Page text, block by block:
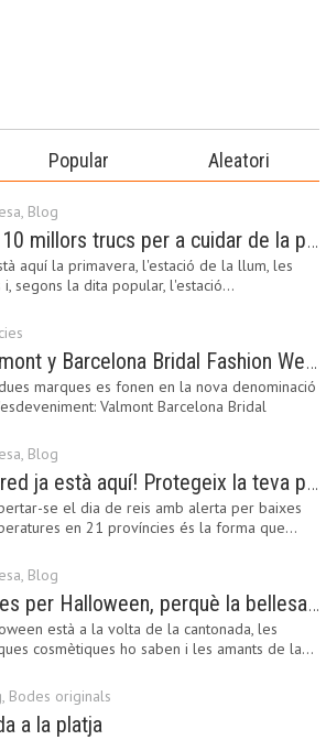
Popular Aleatori
, Blog
Els 10 millors trucs per a cuidar de la pell a la primavera
aquí la primavera, l'estació de la llum, les
i, segons la dita popular, l'estació…
Valmont y Barcelona Bridal Fashion Week s’uneixen per donar impuls a la creativitat, la innovació i el disseny de la moda nupcial
marques es fonen en la nova denominació
Valmont Barcelona Bridal
, Blog
El fred ja està aquí! Protegeix la teva pell amb els nostres consells i propostes
se el dia de reis amb alerta per baixes
en 21 províncies és la forma que…
, Blog
Idees per Halloween, perquè la bellesa pot ser terrorífica
està a la volta de la cantonada, les
cosmètiques ho saben i les amants de la…
, Bodes originals
a la platja